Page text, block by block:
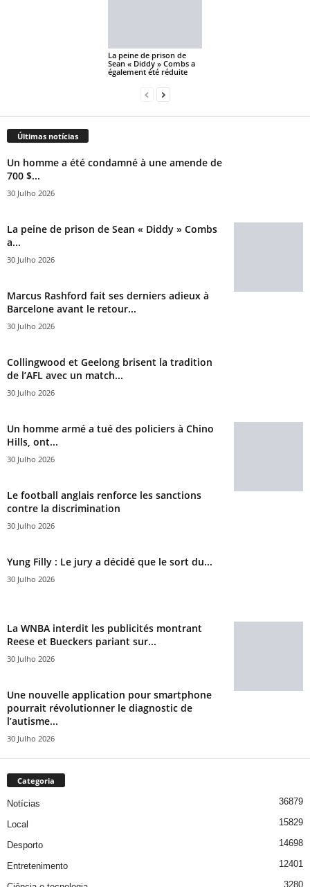
La peine de prison de
Sean « Diddy » Combs a
également été réduite
Últimas notícias
Un homme a été condamné à une amende de
700 $...
30 Julho 2026
La peine de prison de Sean « Diddy » Combs
a...
30 Julho 2026
Marcus Rashford fait ses derniers adieux à
Barcelone avant le retour...
30 Julho 2026
Collingwood et Geelong brisent la tradition
de l’AFL avec un match...
30 Julho 2026
Un homme armé a tué des policiers à Chino
Hills, ont...
30 Julho 2026
Le football anglais renforce les sanctions
contre la discrimination
30 Julho 2026
Yung Filly : Le jury a décidé que le sort du...
30 Julho 2026
La WNBA interdit les publicités montrant
Reese et Bueckers pariant sur...
30 Julho 2026
Une nouvelle application pour smartphone
pourrait révolutionner le diagnostic de
l’autisme...
30 Julho 2026
Categoria
Notícias 36879
Local 15829
Desporto 14698
Entretenimento 12401
3280